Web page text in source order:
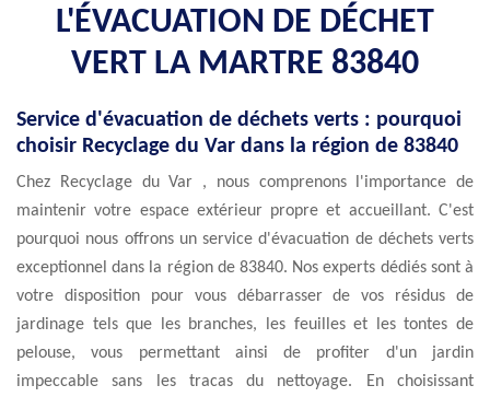
L'ÉVACUATION DE DÉCHET
VERT LA MARTRE 83840
Service d'évacuation de déchets verts : pourquoi
choisir Recyclage du Var dans la région de 83840
Chez Recyclage du Var , nous comprenons l'importance de
maintenir votre espace extérieur propre et accueillant. C'est
pourquoi nous offrons un service d'évacuation de déchets verts
exceptionnel dans la région de 83840. Nos experts dédiés sont à
votre disposition pour vous débarrasser de vos résidus de
jardinage tels que les branches, les feuilles et les tontes de
pelouse, vous permettant ainsi de profiter d'un jardin
impeccable sans les tracas du nettoyage. En choisissant